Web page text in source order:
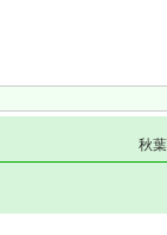
秋